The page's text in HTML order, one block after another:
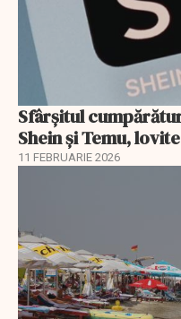
Sfârșitul
Shein și Temu,
11 FEBRUARIE 2026